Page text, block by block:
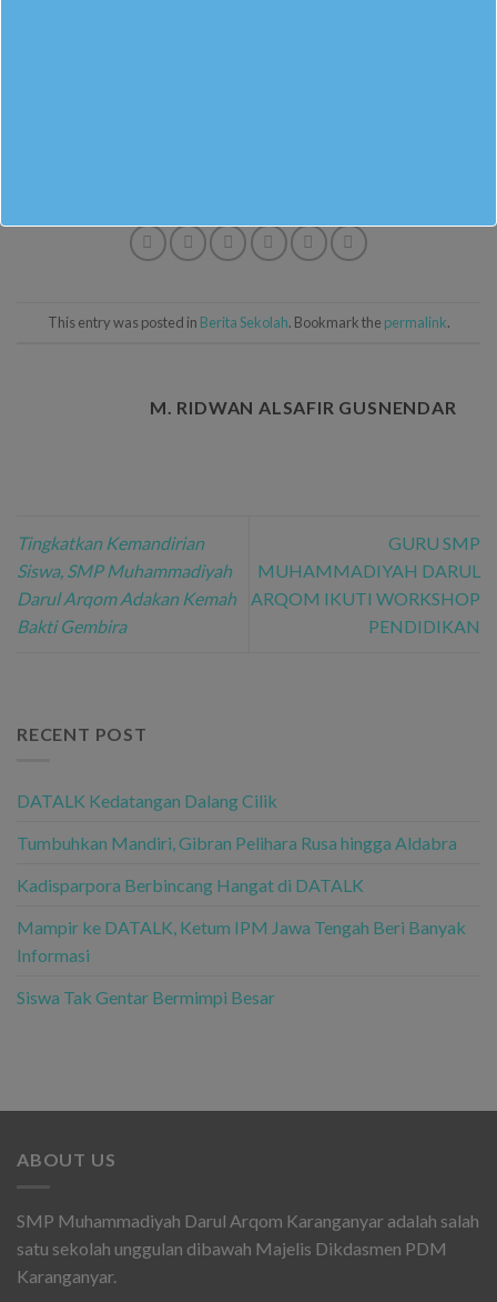
This entry was posted in Berita Sekolah. Bookmark the permalink.
M. RIDWAN ALSAFIR GUSNENDAR
Tingkatkan Kemandirian
Siswa, SMP Muhammadiyah
Darul Arqom Adakan Kemah
Bakti Gembira
GURU SMP
MUHAMMADIYAH DARUL
ARQOM IKUTI WORKSHOP
PENDIDIKAN
RECENT POST
DATALK Kedatangan Dalang Cilik
Tumbuhkan Mandiri, Gibran Pelihara Rusa hingga Aldabra
Kadisparpora Berbincang Hangat di DATALK
Mampir ke DATALK, Ketum IPM Jawa Tengah Beri Banyak
Informasi
Siswa Tak Gentar Bermimpi Besar
ABOUT US
SMP Muhammadiyah Darul Arqom Karanganyar adalah salah
satu sekolah unggulan dibawah Majelis Dikdasmen PDM
Karanganyar.